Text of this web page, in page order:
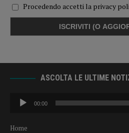
Procedendo accetti la privacy
ASCOLTA LE ULTIME
Audio
Player
00:00
Home